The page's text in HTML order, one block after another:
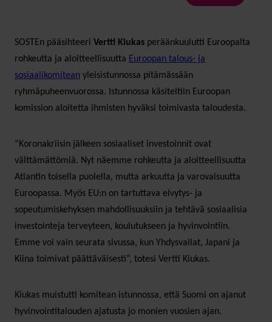
SOSTEn pääsihteeri Vertti Kiukas peräänkuulutti Euroopalta
rohkeutta ja aloitteellisuutta Euroopan talous- ja
sosiaalikomitean yleisistunnossa pitämässään
ryhmäpuheenvuorossa. Istunnossa käsiteltiin Euroopan
komission aloitetta ihmisten hyväksi toimivasta taloudesta.
”Koronakriisin jälkeen sosiaaliset investoinnit ovat
välttämättömiä. Nyt näemme rohkeutta ja aloitteellisuutta
Atlantin toisella puolella, mutta arkuutta ja varovaisuutta
Euroopassa. Myös EU:n on tartuttava elvytys- ja
sopeutumiskehyksen mahdollisuuksiin ja tehtävä sosiaalisia
investointeja terveyteen, koulutukseen ja hyvinvointiin.
Emme voi vain seurata sivussa, kun Yhdysvallat, Japani ja
Kiina toimivat päättäväisesti”, totesi Vertti Kiukas.
Kiukas muistutti komitean istunnossa, että Suomi on ajanut
hyvinvointitalouden ajatusta jo monien vuosien ajan.